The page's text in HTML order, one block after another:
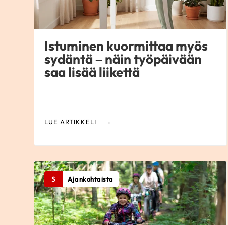
Istuminen kuormittaa myös
sydäntä – näin työpäivään
saa lisää liikettä
LUE ARTIKKELI
S Ajankohtaista